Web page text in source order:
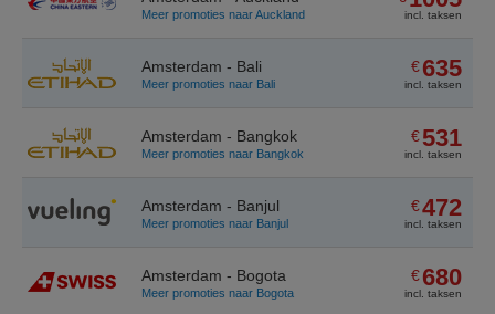
Meer promoties naar Auckland incl. taksen
Amsterdam - Bali
Meer promoties naar Bali
€635
incl. taksen
Amsterdam - Bangkok
Meer promoties naar Bangkok
€531
incl. taksen
Amsterdam - Banjul
Meer promoties naar Banjul
€472
incl. taksen
Amsterdam - Bogota
Meer promoties naar Bogota
€680
incl. taksen